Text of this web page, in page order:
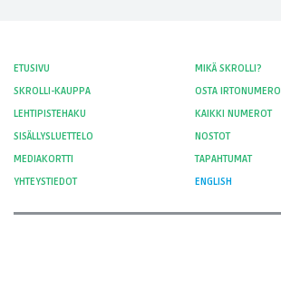
ETUSIVU
MIKÄ SKROLLI?
SKROLLI-KAUPPA
OSTA IRTONUMERO
LEHTIPISTEHAKU
KAIKKI NUMEROT
SISÄLLYSLUETTELO
NOSTOT
MEDIAKORTTI
TAPAHTUMAT
YHTEYSTIEDOT
ENGLISH